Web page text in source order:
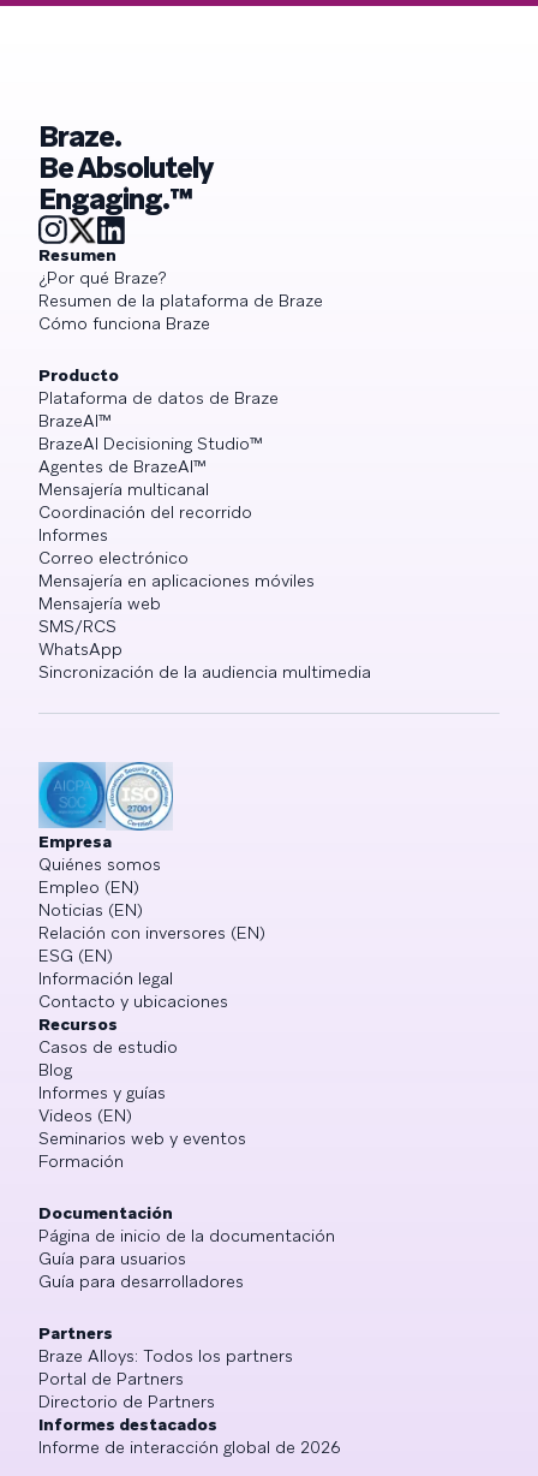
Braze.
Be Absolutely
Engaging.™
Resumen
¿Por qué Braze?
Resumen de la plataforma de Braze
Cómo funciona Braze
Producto
Plataforma de datos de Braze
BrazeAI™
BrazeAI Decisioning Studio™
Agentes de BrazeAI™
Mensajería multicanal
Coordinación del recorrido
Informes
Correo electrónico
Mensajería en aplicaciones móviles
Mensajería web
SMS/RCS
WhatsApp
Sincronización de la audiencia multimedia
Empresa
Quiénes somos
Empleo (EN)
Noticias (EN)
Relación con inversores (EN)
ESG (EN)
Información legal
Contacto y ubicaciones
Recursos
Casos de estudio
Blog
Informes y guías
Videos (EN)
Seminarios web y eventos
Formación
Documentación
Página de inicio de la documentación
Guía para usuarios
Guía para desarrolladores
Partners
Braze Alloys: Todos los partners
Portal de Partners
Directorio de Partners
Informes destacados
Informe de interacción global de 2026